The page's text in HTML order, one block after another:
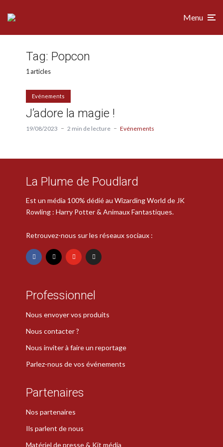
Menu
Tag: Popcon
1 articles
Evénements
J’adore la magie !
19/08/2023 2 min de lecture Evénements
La Plume de Poudlard
Est un média 100% dédié au Wizarding World de JK
Rowling : Harry Potter & Animaux Fantastiques.
Retrouvez-nous sur les réseaux sociaux :
Professionnel
Nous envoyer vos produits
Nous contacter ?
Nous inviter à faire un reportage
Parlez-nous de vos événements
Partenaires
Nos partenaires
Ils parlent de nous
Matériel de presse & Kit média